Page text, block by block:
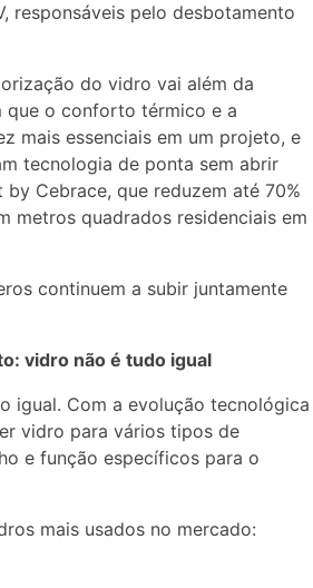
responsáveis pelo desbotamento
do vidro vai além da
que o conforto térmico e a
mais essenciais em um projeto, e
tecnologia de ponta sem abrir
Cebrace, que reduzem até 70%
metros quadrados residenciais em
continuem a subir juntamente
vidro não é tudo igual
igual. Com a evolução tecnológica
vidro para vários tipos de
e função específicos para o
mais usados no mercado: